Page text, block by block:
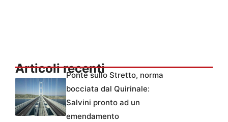
Articoli recentiPonte sullo Stretto, norma
bocciata dal Quirinale:
Salvini pronto ad un
emendamento